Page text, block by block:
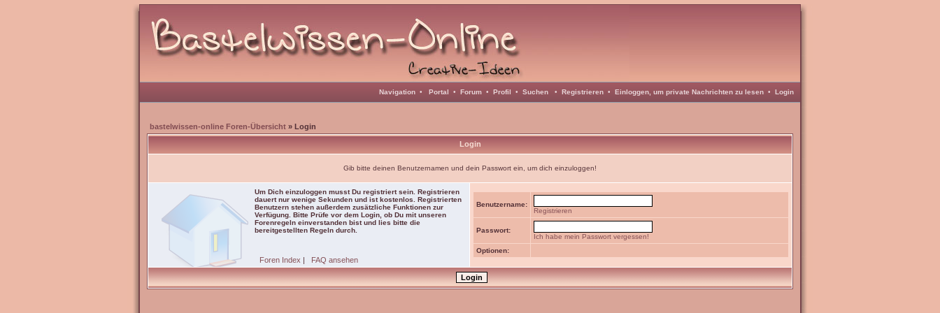
Navigation • Portal • Forum • Profil • Suchen • Registrieren • Einloggen, um private Nachrichten zu lesen • Login
bastelwissen-online Foren-Übersicht » Login
Login
Gib bitte deinen Benutzernamen und dein Passwort ein, um dich einzuloggen!
Um Dich einzuloggen musst Du registriert sein. Registrieren
dauert nur wenige Sekunden und ist kostenlos. Registrierten
Benutzern stehen außerdem zusätzliche Funktionen zur
Verfügung. Bitte Prüfe vor dem Login, ob Du mit unseren
Forenregeln einverstanden bist und lies bitte die
bereitgestellten Regeln durch.
Foren Index | FAQ ansehen
Benutzername:
Registrieren
Passwort:
Ich habe mein Passwort vergessen!
Optionen: